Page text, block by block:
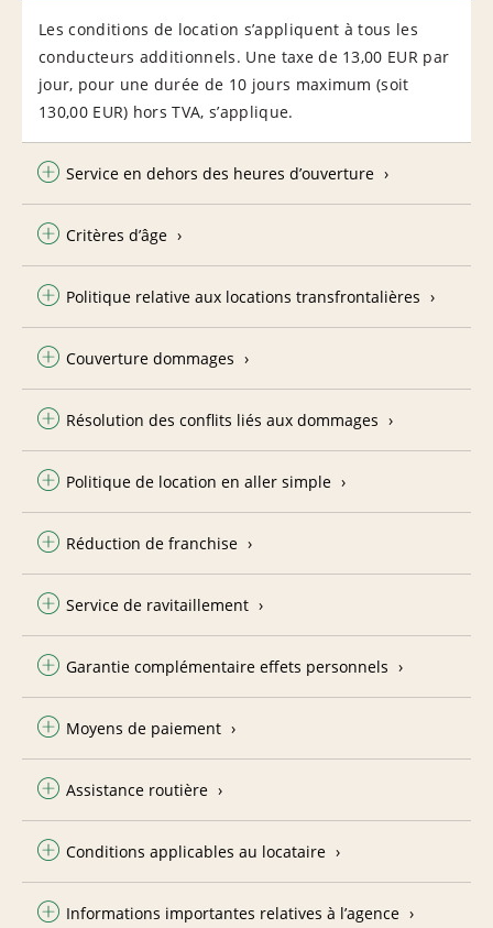
Les conditions de location s’appliquent à tous les
conducteurs additionnels. Une taxe de 13,00 EUR par
jour, pour une durée de 10 jours maximum (soit
130,00 EUR) hors TVA, s’applique.
Service en dehors des heures d’ouverture
Critères d’âge
Politique relative aux locations transfrontalières
Couverture dommages
Résolution des conflits liés aux dommages
Politique de location en aller simple
Réduction de franchise
Service de ravitaillement
Garantie complémentaire effets personnels
Moyens de paiement
Assistance routière
Conditions applicables au locataire
Informations importantes relatives à l’agence